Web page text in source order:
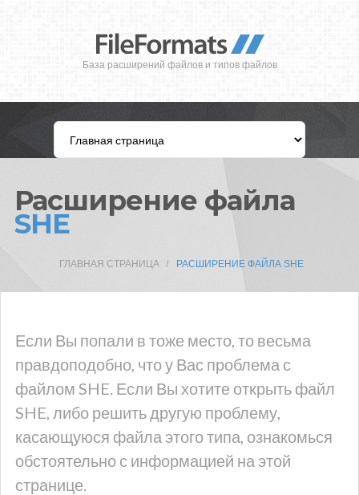
База расширений файлов и типов файлов
Расширение файла
SHE
ГЛАВНАЯ СТРАНИЦА РАСШИРЕНИЕ ФАЙЛА SHE
Если Вы попали в тоже место, то весьма
правдоподобно, что у Вас проблема с
файлом SHE. Если Вы хотите открыть файл
SHE, либо решить другую проблему,
касающуюся файла этого типа, ознакомься
обстоятельно с информацией на этой
странице.